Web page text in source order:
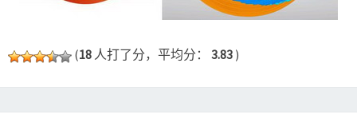
(18 人打了分，平均分： 3.83 )